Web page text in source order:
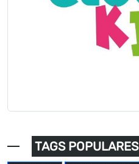
TAGS POPULARES